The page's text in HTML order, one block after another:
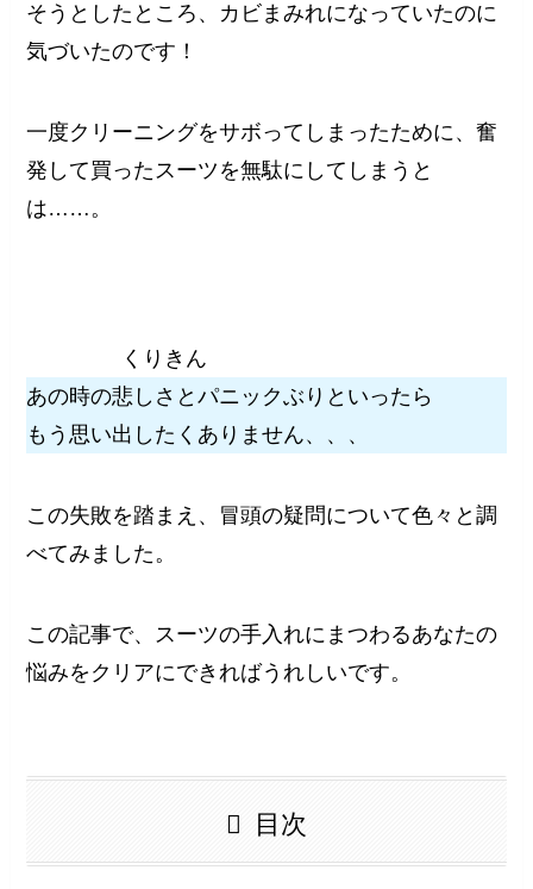
そうとしたところ、カビまみれになっていたのに
気づいたのです！
一度クリーニングをサボってしまったために、奮
発して買ったスーツを無駄にしてしまうと
は……。
くりきん
あの時の悲しさとパニックぶりといったら
もう思い出したくありません、、、
この失敗を踏まえ、冒頭の疑問について色々と調
べてみました。
この記事で、スーツの手入れにまつわるあなたの
悩みをクリアにできればうれしいです。
目次